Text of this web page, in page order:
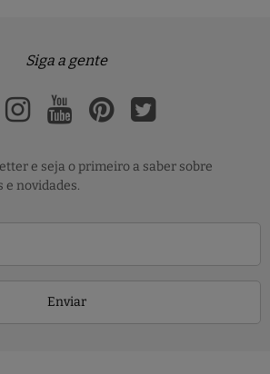
Siga a gente
e seja o primeiro a saber sobre
e novidades.
Enviar